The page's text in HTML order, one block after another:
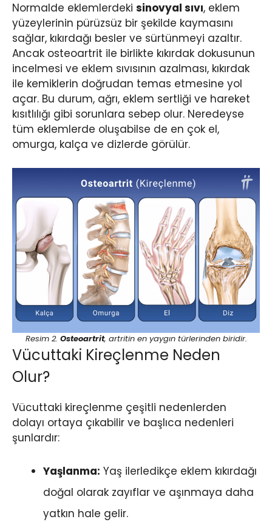
Normalde eklemlerdeki sinovyal sıvı, eklem
yüzeylerinin pürüzsüz bir şekilde kaymasını
sağlar, kıkırdağı besler ve sürtünmeyi azaltır.
Ancak osteoartrit ile birlikte kıkırdak dokusunun
incelmesi ve eklem sıvısının azalması, kıkırdak
ile kemiklerin doğrudan temas etmesine yol
açar. Bu durum, ağrı, eklem sertliği ve hareket
kısıtlılığı gibi sorunlara sebep olur. Neredeyse
tüm eklemlerde oluşabilse de en çok el,
omurga, kalça ve dizlerde görülür.
Resim 2. Osteoartrit, artritin en yaygın türlerinden biridir.
Vücuttaki Kireçlenme Neden
Olur?
Vücuttaki kireçlenme çeşitli nedenlerden
dolayı ortaya çıkabilir ve başlıca nedenleri
şunlardır:
Yaşlanma: Yaş ilerledikçe eklem kıkırdağı
doğal olarak zayıflar ve aşınmaya daha
yatkın hale gelir.